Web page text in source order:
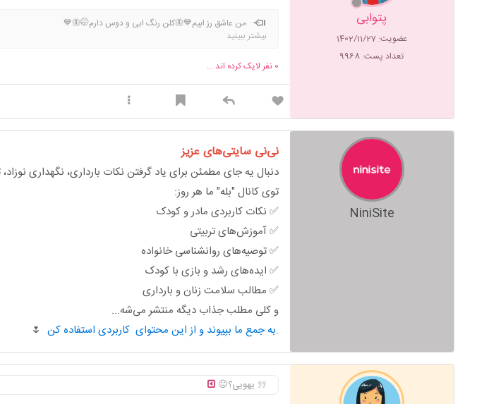
پتوابی
عضویت: 1402/11/27
تعداد پست: 9968
من عاشق رز ابیم💙🦋کلن رنگ ابی و دوس دارم🤭🦋💙
بیشتر ببینید
0 نفر لایک کرده اند ...
NiniSite
نی‌نی سایتی‌های عزیز
دنبال یه جای مطمئن برای یاد گرفتن نکات بارداری، نگهداری
توی کانال "بله" ما هر روز:
✅ نکات کاربردی مادر و کودک
✅ آموزش‌های تربیتی
✅ توصیه‌های روانشناسی خانواده
✅ ایده‌های رشد و بازی با کودک
✅ مطالب سلامت زنان و بارداری
و کلی مطلب جذاب دیگه منتشر می‌شه...
به جمع ما بپیوند و از این محتوای کاربردی استفاده کن.
🌷
یهویی؟😐